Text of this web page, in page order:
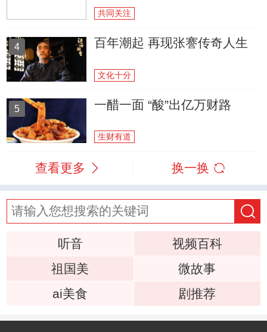
共同关注
4 百年潮起 再现张謇传奇人生
文化十分
5 一醋一面 “酸”出亿万财路
生财有道
查看更多 换一换
听音
视频百科
祖国美
微故事
ai美食
剧推荐